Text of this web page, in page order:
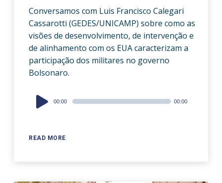
Conversamos com Luis Francisco Calegari
Cassarotti (GEDES/UNICAMP) sobre como as
visões de desenvolvimento, de intervenção e
de alinhamento com os EUA caracterizam a
participação dos militares no governo
Bolsonaro.
READ MORE
Audio
Player
00:00 00:00